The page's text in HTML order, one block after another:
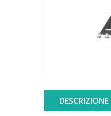
DESCRIZIONE